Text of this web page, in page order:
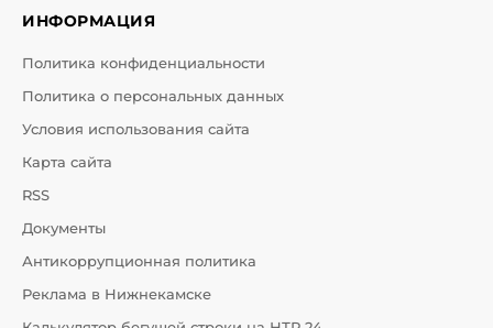
ИНФОРМАЦИЯ
Политика конфиденциальности
Политика о персональных данных
Условия использования сайта
Карта сайта
RSS
Документы
Антикоррупционная политика
Реклама в Нижнекамске